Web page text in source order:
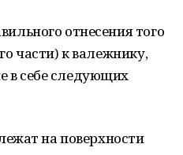
отнесения того
части) к валежнику,
в себе следующих
на поверхности